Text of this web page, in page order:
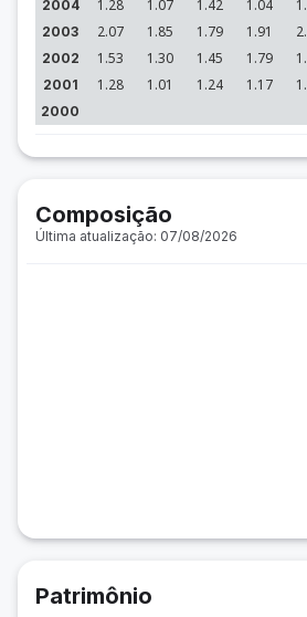
2004 1.28 1.07 1.42 1.04
2003 2.07 1.85 1.79 1.91
2002 1.53 1.30 1.45 1.79
2001 1.28 1.01 1.24 1.17
2000
Composição
Última atualização: 07/08/2026
Patrimônio